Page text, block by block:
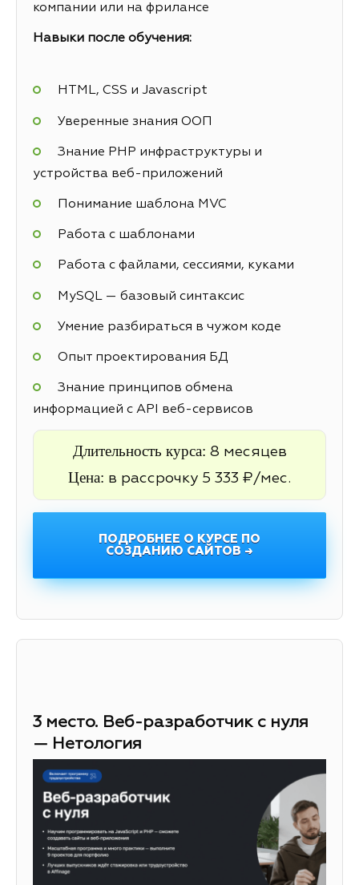
компании или на фрилансе
Навыки после обучения:
HTML, CSS и Javascript
Уверенные знания ООП
Знание PHP инфраструктуры и
устройства веб-приложений
Понимание шаблона MVC
Работа с шаблонами
Работа с файлами, сессиями, куками
MySQL — базовый синтаксис
Умение разбираться в чужом коде
Опыт проектирования БД
Знание принципов обмена
информацией с API веб-сервисов
Длительность курса: 8 месяцев
Цена: в рассрочку 5 333 ₽/мес.
ПОДРОБНЕЕ О КУРСЕ ПО
СОЗДАНИЮ САЙТОВ →
3 место. Веб-разработчик с нуля
— Нетология